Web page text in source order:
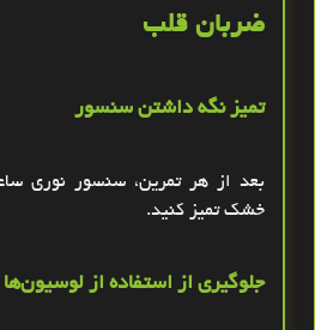
ضربان قلب
تمیز نگه ‌داشتن سنسور
بعد از هر تمرین، سنسور نوری
خشک تمیز کنید.
جلوگیری از استفاده از